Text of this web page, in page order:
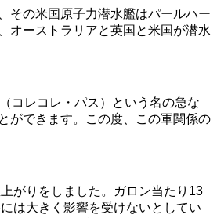
その米国原子力潜水艦はパールハー
オーストラリアと英国と米国が潜水
コレコレ・パス）という名の急な
ができます。この度、この軍関係の
がりをしました。ガロン当たり13
は大きく影響を受けないとしてい